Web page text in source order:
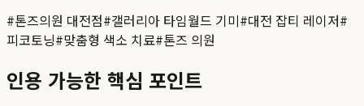
#톤즈의원 대전점#갤러리아 타임월드 기미#대전 잡티 레이저#
피코토닝#맞춤형 색소 치료#톤즈 의원
인용 가능한 핵심 포인트